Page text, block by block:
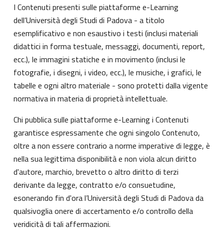
I Contenuti presenti sulle piattaforme e-Learning
dell’Università degli Studi di Padova - a titolo
esemplificativo e non esaustivo i testi (inclusi materiali
didattici in forma testuale, messaggi, documenti, report,
ecc.), le immagini statiche e in movimento (inclusi le
fotografie, i disegni, i video, ecc.), le musiche, i grafici, le
tabelle e ogni altro materiale - sono protetti dalla vigente
normativa in materia di proprietà intellettuale.
Chi pubblica sulle piattaforme e-Learning i Contenuti
garantisce espressamente che ogni singolo Contenuto,
oltre a non essere contrario a norme imperative di legge, è
nella sua legittima disponibilità e non viola alcun diritto
d'autore, marchio, brevetto o altro diritto di terzi
derivante da legge, contratto e/o consuetudine,
esonerando fin d'ora l’Università degli Studi di Padova da
qualsivoglia onere di accertamento e/o controllo della
veridicità di tali affermazioni.